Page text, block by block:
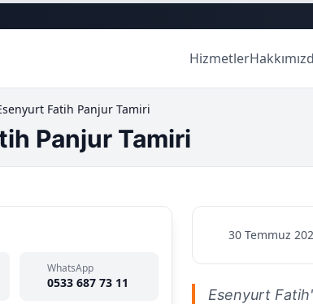
Hizmetler
Fatih Panjur Tamiri
Panjur Tamiri
WhatsApp
0533 687 73 11
30 Temmuz
Esenyurt